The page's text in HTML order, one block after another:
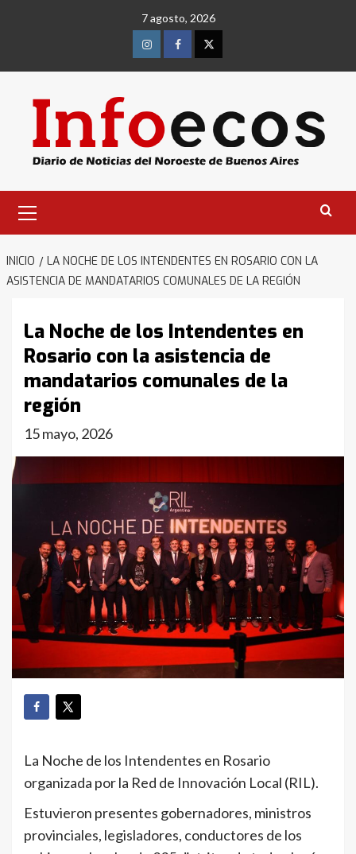
7 agosto, 2026
InstagramFacebookTwitter
primario
INICIO
LA NOCHE DE LOS INTENDENTES EN ROSARIO CON LA
ASISTENCIA DE MANDATARIOS COMUNALES DE LA REGIÓN
La Noche de los Intendentes en
Rosario con la asistencia de
mandatarios comunales de la
región
15 mayo, 2026
La Noche de los Intendentes en Rosario
organizada por la Red de Innovación Local (RIL).
Estuvieron presentes gobernadores, ministros
provinciales, legisladores, conductores de los